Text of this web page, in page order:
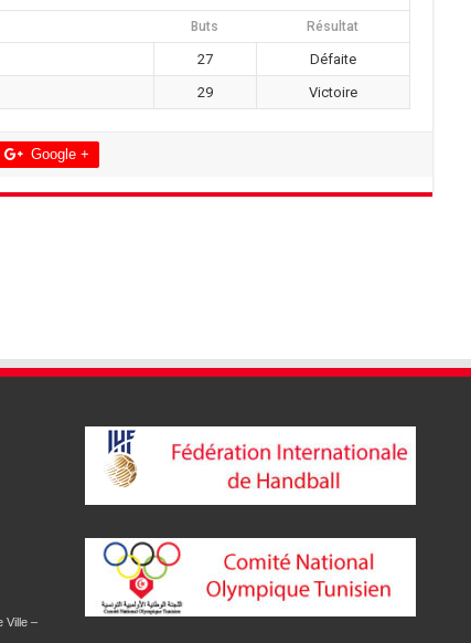
Buts Résultat
27
Défaite
29 Victoire
Google +
Ville –